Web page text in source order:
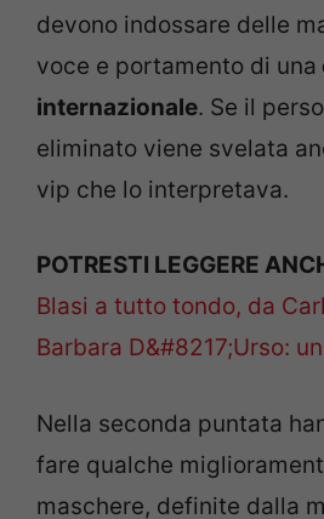
devono indossare delle
voce e portamento di una
internazionale. Se il
eliminato viene svelata
vip che lo interpretava.
POTRESTI LEGGERE
Blasi a tutto tondo, da
Barbara D&#8217;Urso:
Nella seconda puntata
fare qualche
maschere, definite dalla